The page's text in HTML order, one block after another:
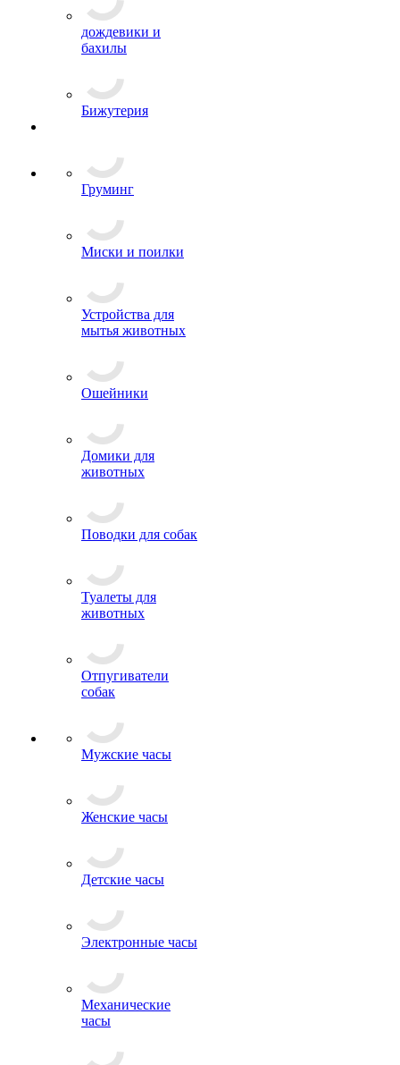
дождевики и
бахилы
Бижутерия
Груминг
Миски и поилки
Устройства для
мытья животных
Ошейники
Домики для
животных
Поводки для собак
Туалеты для
животных
Отпугиватели
собак
Мужские часы
Женские часы
Детские часы
Электронные часы
Механические
часы